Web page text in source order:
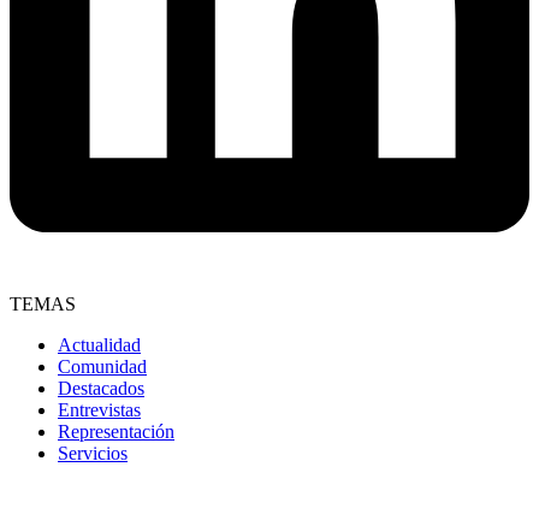
TEMAS
Actualidad
Comunidad
Destacados
Entrevistas
Representación
Servicios